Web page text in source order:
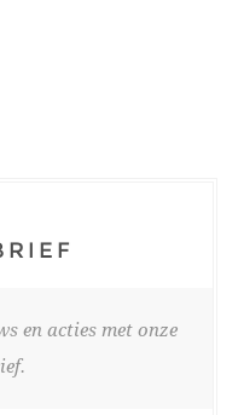
en acties met onze